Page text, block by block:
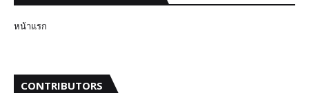
หน้าแรก
CONTRIBUTORS